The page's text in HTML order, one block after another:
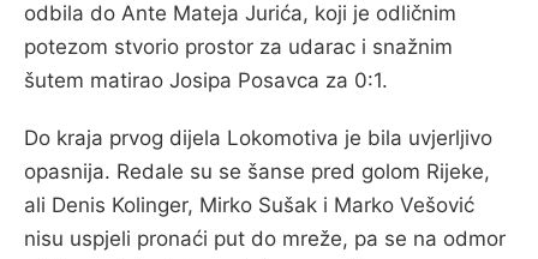
odbila do Ante Mateja Jurića, koji je odličnim
potezom stvorio prostor za udarac i snažnim
šutem matirao Josipa Posavca za 0:1.
Do kraja prvog dijela Lokomotiva je bila uvjerljivo
opasnija. Redale su se šanse pred golom Rijeke,
ali Denis Kolinger, Mirko Sušak i Marko Vešović
nisu uspjeli pronaći put do mreže, pa se na odmor